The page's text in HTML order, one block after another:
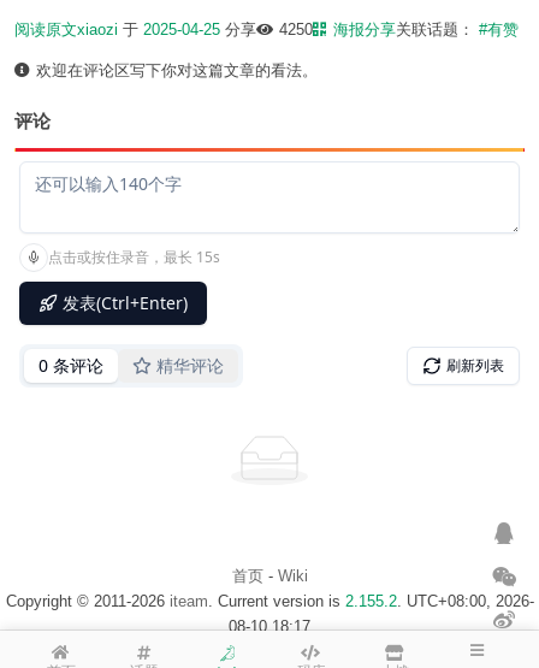
阅读原文xiaozi 于 2025-04-25 分享 4250 海报分享关联话题： #有赞
欢迎在评论区写下你对这篇文章的看法。
评论
首页- Wiki
Copyright © 2011-2026 iteam. Current version is 2.155.2. UTC+08:00, 2026-
08-10 18:17
浙ICP备14020137号-1 $访客地图$